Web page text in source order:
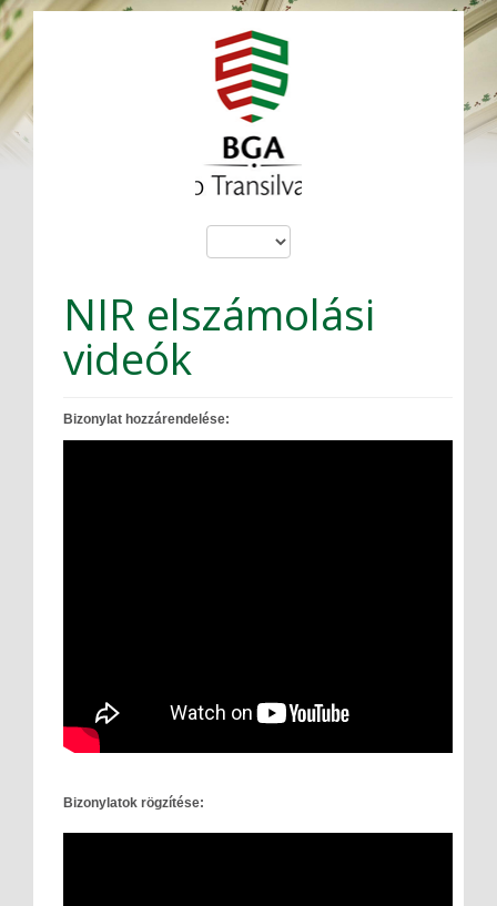
NIR elszámolási
videók
Bizonylat hozzárendelése:
Bizonylatok rögzítése: